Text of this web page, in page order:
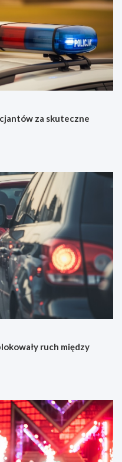
za skuteczne
ruch między